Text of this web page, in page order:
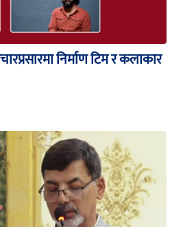
निर्माण टिम र कलाकार